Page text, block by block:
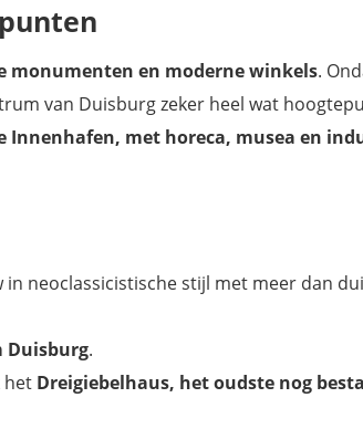
monumenten en moderne winkels.
van Duisburg zeker heel wat
met horeca, musea en
neoclassicistische stijl met meer dan
Duisburg.
het Dreigiebelhaus, het oudste nog